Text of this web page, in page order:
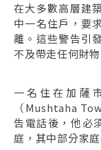
在大多數高層建
中一名住戶，要
離。這些警告引
不及帶走任何財物
一名住在加薩
（Mushtaha
告電話後，他必
庭，其中部分家